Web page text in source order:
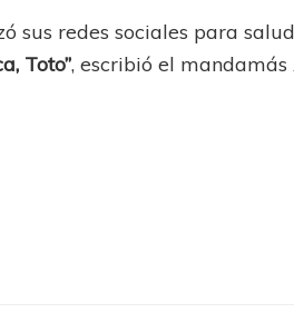
sus redes sociales para
Toto”, escribió el mandamás